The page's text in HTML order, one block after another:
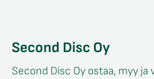
Second Disc Oy
Second Disc Oy ostaa, myy